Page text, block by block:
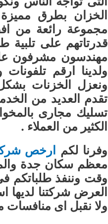
الخزان بطرق
مجموعة رائعة من
قدرتاتهم على
مهندسون مشرفون
ولدينا ارقم
ونعزل الخزنات
تقدم العديد من
تسليك مجارى
الكثير من العملاء .
وفرنا لكم ارخص
معظم سكان جدة
وقت وننفذ طلباتكم
العرض شركتنا لديها
ولا نقبل اى